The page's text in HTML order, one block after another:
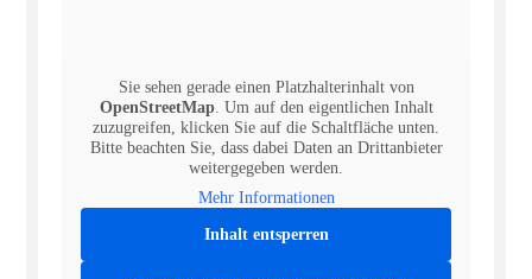
Sie sehen gerade einen Platzhalterinhalt von
OpenStreetMap. Um auf den eigentlichen Inhalt
zuzugreifen, klicken Sie auf die Schaltfläche unten.
Bitte beachten Sie, dass dabei Daten an Drittanbieter
weitergegeben werden.
Mehr Informationen
Inhalt entsperren